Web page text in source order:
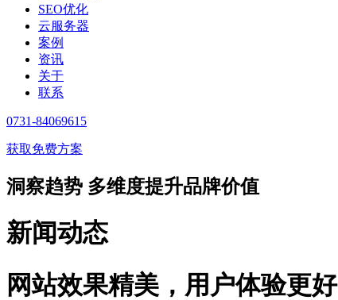
SEO优化
云服务器
案例
资讯
关于
联系
0731-84069615
获取免费方案
洞察趋势 多维度提升品牌价值
新闻动态
网站效果精美，用户体验更好